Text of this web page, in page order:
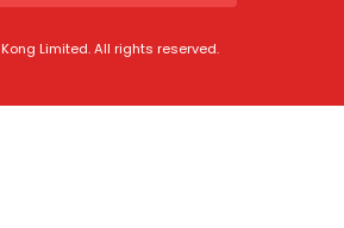
Limited. All rights reserved.